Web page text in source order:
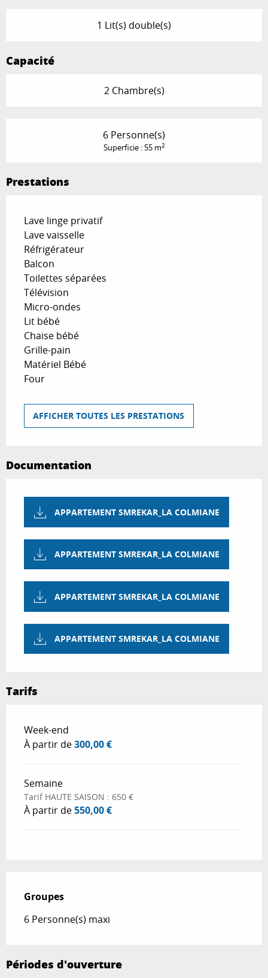
1 Lit(s) double(s)
Capacité
2 Chambre(s)
6 Personne(s)
Superficie : 55 m2
Prestations
Lave linge privatif
Lave vaisselle
Réfrigérateur
Balcon
Toilettes séparées
Télévision
Micro-ondes
Lit bébé
Chaise bébé
Grille-pain
Matériel Bébé
Four
AFFICHER TOUTES LES PRESTATIONS
Documentation
APPARTEMENT SMREKAR_LA COLMIANE
APPARTEMENT SMREKAR_LA COLMIANE
APPARTEMENT SMREKAR_LA COLMIANE
APPARTEMENT SMREKAR_LA COLMIANE
Tarifs
Tarifs 2026
Week-end
À partir de300,00 €
Semaine
Tarif HAUTE SAISON : 650 €
À partir de550,00 €
Groupes
Groupes
6 Personne(s) maxi
Périodes d'ouverture